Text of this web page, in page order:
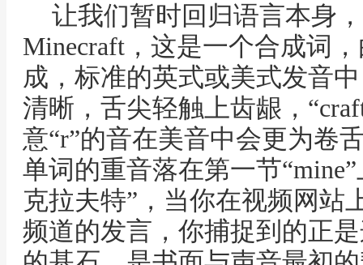
让我们暂时回归语言本身
Minecraft，这是一个合成词，
成，标准的英式或美式发音
清晰，舌尖轻触上齿龈，
意“r”的音在美音中会更为卷
单词的重音落在第一节
克拉夫特”，当你在视频网站
频道的发言，你捕捉到的正